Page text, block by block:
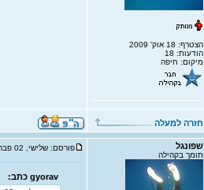
הצטרף: 18 אוק' 2009
הודעות: 18
מיקום: חיפה
חזרה למעלה
שפונגל
תומך בקהילה
פורסם: שלישי, 02 פבר', 2010 5:03
gyorav כתב: